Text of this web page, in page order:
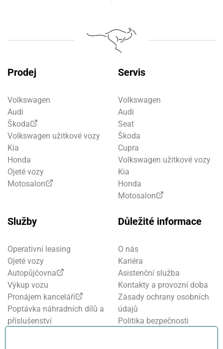
Prodej
Volkswagen
Audi
Škoda
Volkswagen užitkové vozy
Kia
Honda
Ojeté vozy
Motosalon
Servis
Volkswagen
Audi
Seat
Škoda
Cupra
Volkswagen užitkové vozy
Kia
Honda
Motosalon
Služby
Operativní leasing
Ojeté vozy
Autopůjčovna
Výkup vozu
Pronájem kanceláří
Poptávka náhradních dílů a
příslušenství
Důležité informace
O nás
Kariéra
Asistenční služba
Kontakty a provozní doba
Zásady ochrany osobních
údajů
Politika bezpečnosti